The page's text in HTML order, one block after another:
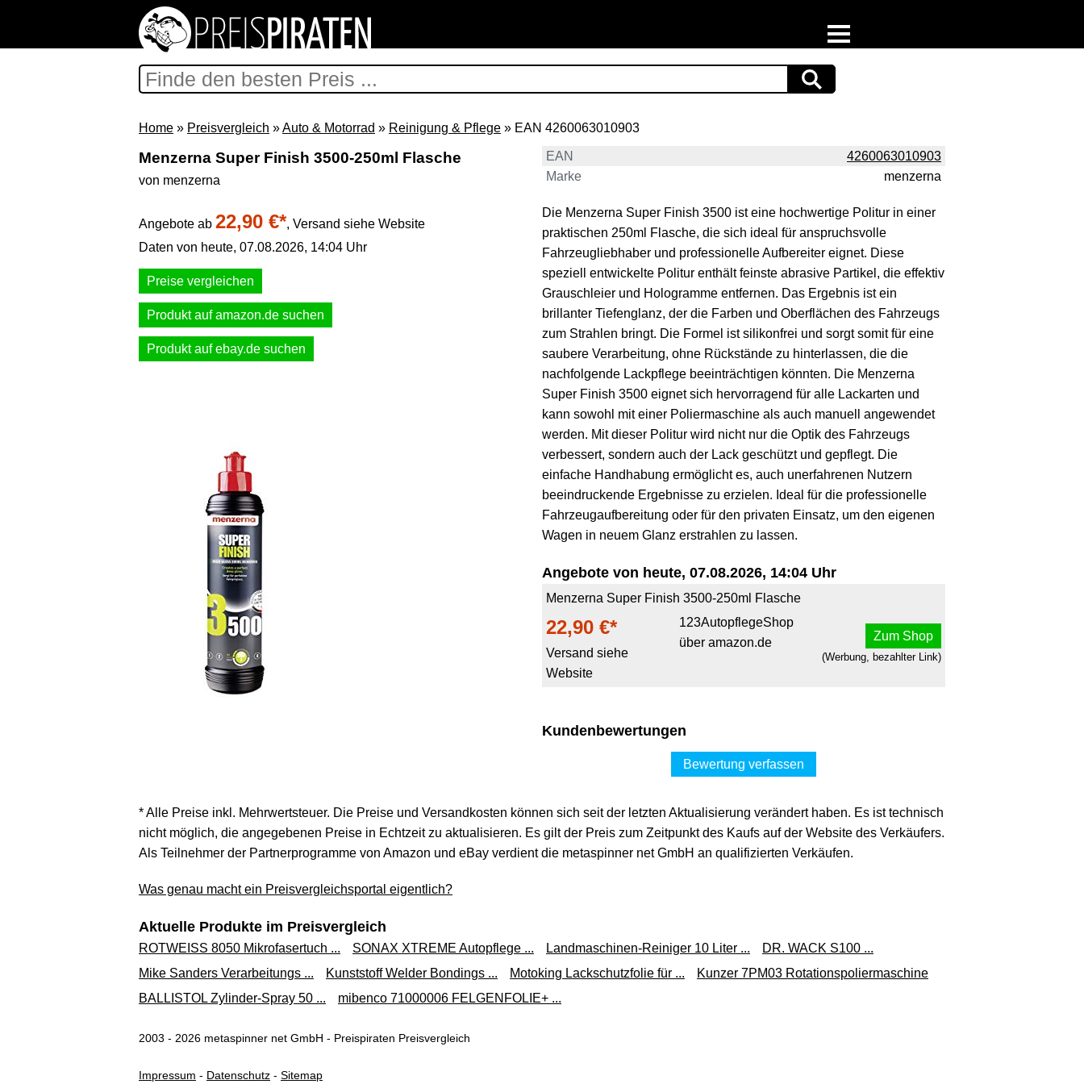
Support & Newsletter
Presse
Datenschutz
Impressum
Home » Preisvergleich »Auto & Motorrad » Reinigung & Pflege » EAN 4260063010903
Menzerna Super Finish 3500-250ml Flasche
von menzerna
Angebote ab 22,90 €*, Versand siehe Website
Daten von heute, 07.08.2026, 14:04 Uhr
Preise vergleichen
Produkt auf amazon.de suchen
Produkt auf ebay.de suchen
EAN
4260063010903
Marke
menzerna
Die Menzerna Super Finish 3500 ist eine hochwertige Politur in einer
praktischen 250ml Flasche, die sich ideal für anspruchsvolle
Fahrzeugliebhaber und professionelle Aufbereiter eignet. Diese
speziell entwickelte Politur enthält feinste abrasive Partikel, die effektiv
Grauschleier und Hologramme entfernen. Das Ergebnis ist ein
brillanter Tiefenglanz, der die Farben und Oberflächen des Fahrzeugs
zum Strahlen bringt. Die Formel ist silikonfrei und sorgt somit für eine
saubere Verarbeitung, ohne Rückstände zu hinterlassen, die die
nachfolgende Lackpflege beeinträchtigen könnten. Die Menzerna
Super Finish 3500 eignet sich hervorragend für alle Lackarten und
kann sowohl mit einer Poliermaschine als auch manuell angewendet
werden. Mit dieser Politur wird nicht nur die Optik des Fahrzeugs
verbessert, sondern auch der Lack geschützt und gepflegt. Die
einfache Handhabung ermöglicht es, auch unerfahrenen Nutzern
beeindruckende Ergebnisse zu erzielen. Ideal für die professionelle
Fahrzeugaufbereitung oder für den privaten Einsatz, um den eigenen
Wagen in neuem Glanz erstrahlen zu lassen.
Angebote von heute, 07.08.2026, 14:04 Uhr
Menzerna Super Finish 3500-250ml Flasche
22,90 €*
Versand siehe
Website
123AutopflegeShop
über amazon.de
Zum Shop
(Werbung, bezahlter Link)
Kundenbewertungen
Bewertung verfassen
* Alle Preise inkl. Mehrwertsteuer. Die Preise und Versandkosten können sich seit der letzten Aktualisierung verändert haben. Es ist technisch
nicht möglich, die angegebenen Preise in Echtzeit zu aktualisieren. Es gilt der Preis zum Zeitpunkt des Kaufs auf der Website des Verkäufers.
Als Teilnehmer der Partnerprogramme von Amazon und eBay verdient die metaspinner net GmbH an qualifizierten Verkäufen.
Was genau macht ein Preisvergleichsportal eigentlich?
Aktuelle Produkte im Preisvergleich
ROTWEISS 8050 Mikrofasertuch ... SONAX XTREME Autopflege ... Landmaschinen-Reiniger 10 Liter ...
DR. WACK S100 ...
Mike Sanders Verarbeitungs ...
Kunststoff Welder Bondings ... Motoking Lackschutzfolie für ...
Kunzer 7PM03 Rotationspoliermaschine
BALLISTOL Zylinder-Spray 50 ...
mibenco 71000006 FELGENFOLIE+ ...
2003 - 2026 metaspinner net GmbH - Preispiraten Preisvergleich
Impressum - Datenschutz - Sitemap